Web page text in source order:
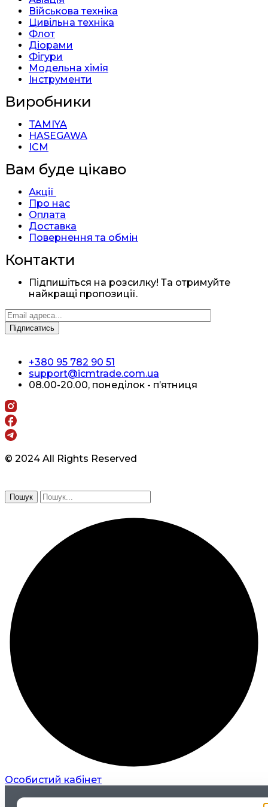
Військова техніка
Цивільна техніка
Флот
Діорами
Фігури
Модельна хімія
Інструменти
Виробники
TAMIYA
HASEGAWA
ICM
Вам буде цікаво
Акції
Про нас
Оплата
Доставка
Повернення та обмін
Контакти
Підпишіться на розсилку! Та отримуйте
найкращі пропозиції.
+380 95 782 90 51
support@icmtrade.com.ua
08.00-20.00, понеділок - п’ятниця
© 2024 All Rights Reserved
Пошук
Особистий кабінет